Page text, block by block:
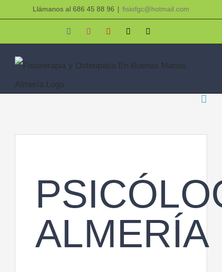
contenido
Llámanos al 686 45 88 96 | fisiofgc@hotmail.com
FacebookInstagramYouTube
ALMERÍA